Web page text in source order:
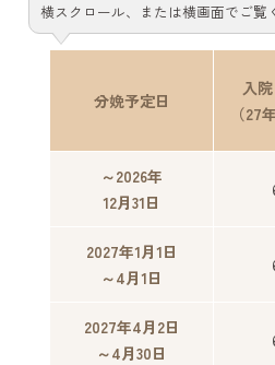
横スクロール、または横画面でご覧
分娩予定日
入
（27
～2026年
12月31日
2027年1月1日
～4月1日
2027年4月2日
～4月30日